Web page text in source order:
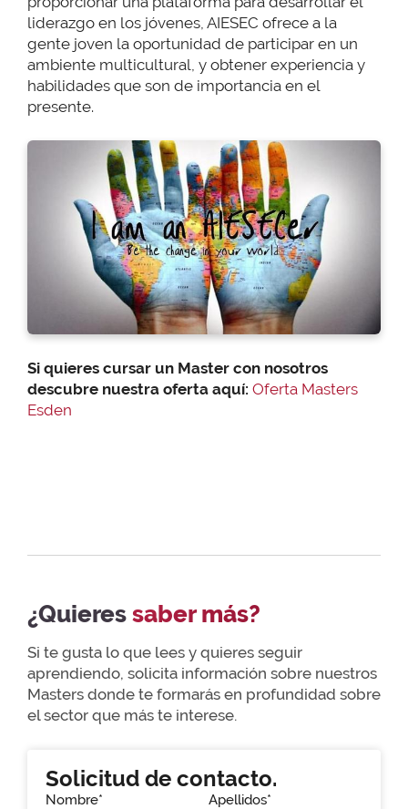
liderazgo en los jóvenes, AIESEC ofrece a la
gente joven la oportunidad de participar en un
ambiente multicultural, y obtener experiencia y
habilidades que son de importancia en el
presente.
Si quieres cursar un Master con nosotros
descubre nuestra oferta aquí: Oferta Masters
Esden
¿Quieressaber más?
Si te gusta lo que lees y quieres seguir
aprendiendo, solicita información sobre nuestros
Masters donde te formarás en profundidad sobre
el sector que más te interese.
Solicitud de contacto.
Nombre* Apellidos*